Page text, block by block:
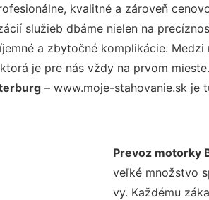
kvalitné a zároveň
služieb dbáme nielen na
a zbytočné komplikácie.
je pre nás vždy na prvom
– www.moje-stahovanie.sk je
Prevoz motorky
veľké množstvo
vy. Každému